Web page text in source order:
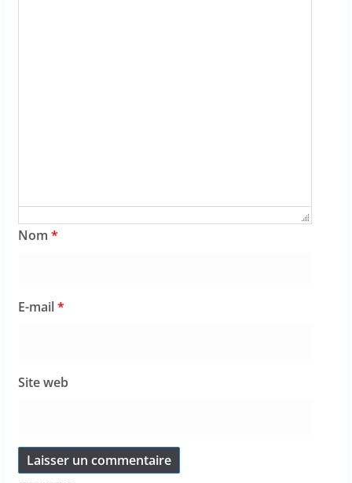
Nom *
E-mail*
Site web